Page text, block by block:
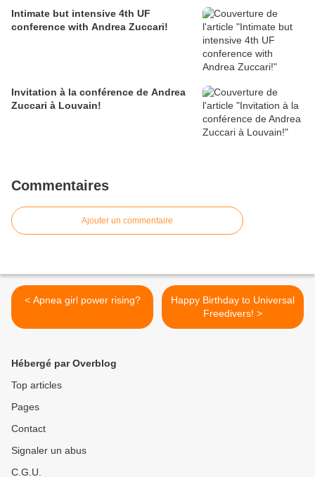
Intimate but intensive 4th UF
conference with Andrea Zuccari!
Invitation à la conférence de Andrea
Zuccari à Louvain!
Commentaires
Ajouter un commentaire
< Apnea girl power rising?
Happy Birthday to Universal
Freedivers! >
Hébergé par Overblog
Top articles
Pages
Contact
Signaler un abus
C.G.U.